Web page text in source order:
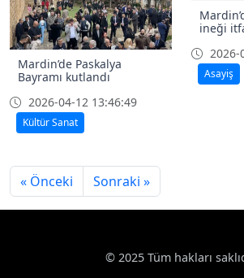
Mardin’de Paskalya
Bayramı kutlandı
2026-04-12 13:46:49
Kültür Sanat
ineği
« Önceki Sonraki »
© 2025 Tüm hakları